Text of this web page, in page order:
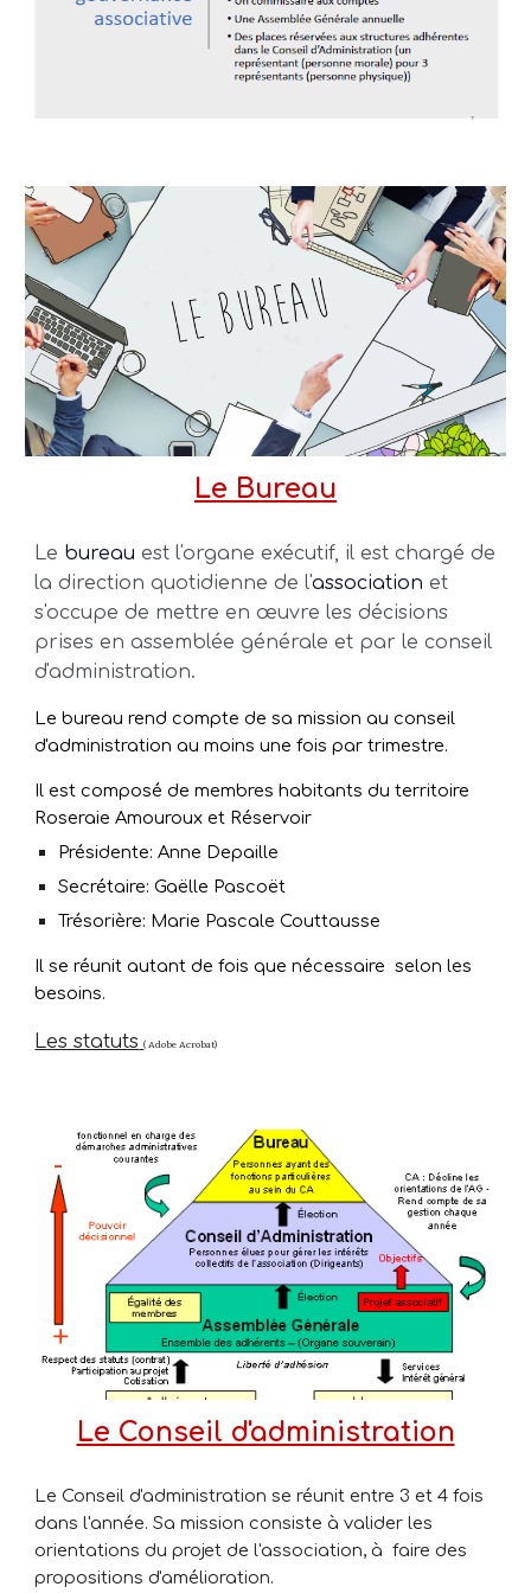
Le Bureau
Le bureau est l'organe exécutif, il est chargé de
la direction quotidienne de l'association et
s'occupe de mettre en œuvre les décisions
prises en assemblée générale et par le conseil
d'administration.
Le bureau rend compte de sa mission au conseil
d'administration au moins une fois par trimestre.
Il est composé de membres habitants du territoire
Roseraie Amouroux et Réservoir
Présidente: Anne Depaille
Secrétaire: Gaëlle Pascoët
Trésorière: Marie Pascale Couttausse
Il se réunit autant de fois que nécessaire selon les
besoins.
Les statuts ( Adobe Acrobat)
Le Conseil d'administration
Le Conseil d'administration se réunit entre 3 et 4 fois
dans l'année. Sa mission consiste à valider les
orientations du projet de l'association, à faire des
propositions d'amélioration.